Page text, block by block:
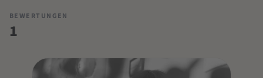
BEWERTUNGEN
1